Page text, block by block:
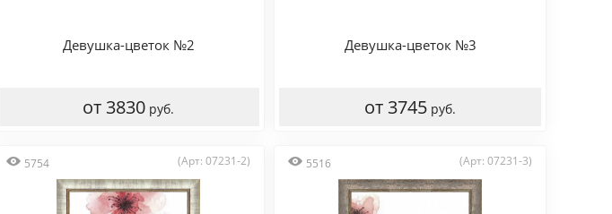
Девушка-цветок №2
от 3830 руб.
Девушка-цветок №3
от 3745 руб.
5754 (Арт: 07231-2) 5516 (Арт: 07231-3)